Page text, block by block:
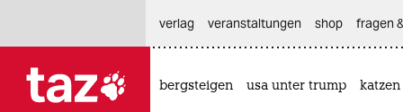
verlag
veranstaltungen shop fragen
bergsteigen usa unter trump katzen